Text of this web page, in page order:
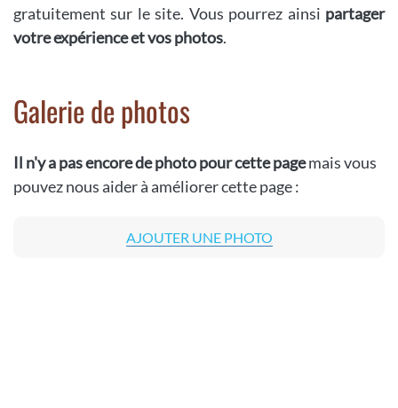
gratuitement sur le site. Vous pourrez ainsi partager
votre expérience et vos photos.
Galerie de photos
Il n'y a pas encore de photo pour cette pagemais vous
pouvez nous aider à améliorer cette page :
AJOUTER UNE PHOTO